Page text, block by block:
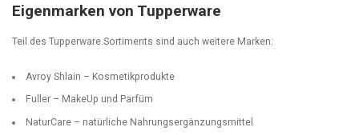
Eigenmarken von Tupperware
Teil des Tupperware.Sortiments sind auch weitere Marken:
Avroy Shlain – Kosmetikprodukte
Fuller – MakeUp und Parfüm
NaturCare – natürliche Nahrungsergänzungsmittel